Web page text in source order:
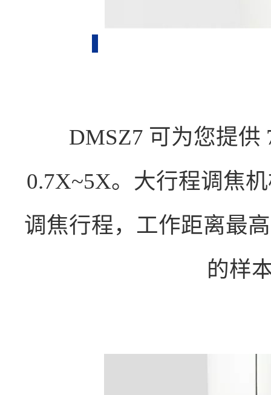
DMSZ7 可为您提供
0.7X~5X。大行程调焦
调焦行程，工作距离最
的样